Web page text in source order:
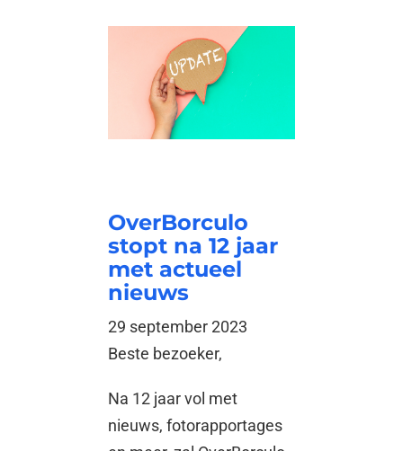
OverBorculo
stopt na 12 jaar
met actueel
nieuws
29 september 2023
Beste bezoeker,
Na 12 jaar vol met
nieuws, fotorapportages